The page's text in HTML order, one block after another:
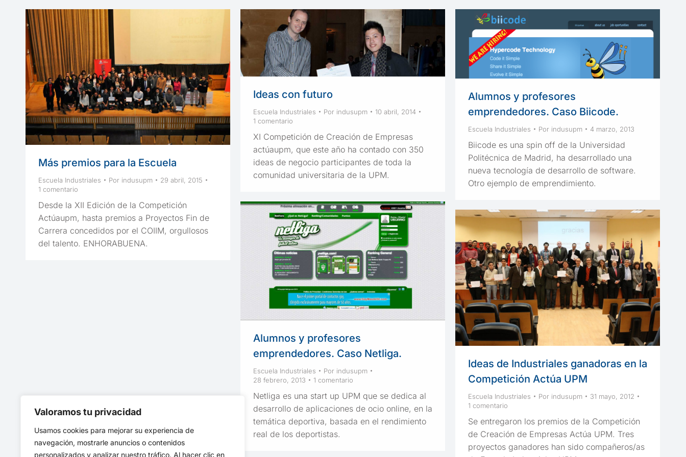
Valoramos tu privacidad
Usamos cookies para mejorar su experiencia de
navegación, mostrarle anuncios o contenidos
personalizados y analizar nuestro tráfico. Al hacer clic en
Más premios para la Escuela
Escuela Industriales Por indusupm
29 abril, 2015
1 comentario
Desde la XII Edición de la Competición
Actúaupm, hasta premios a Proyectos Fin de
Carrera concedidos por el COIIM, orgullosos
del talento. ENHORABUENA.
Ideas con futuro
Escuela Industriales Por indusupm
10 abril, 2014
1 comentario
XI Competición de Creación de Empresas
actúaupm, que este año ha contado con 350
ideas de negocio participantes de toda la
comunidad universitaria de la UPM.
Alumnos y profesores
emprendedores. Caso Biicode.
Escuela Industriales Por indusupm 4 marzo, 2013
Biicode es una spin off de la Universidad
Politécnica de Madrid, ha desarrollado una
nueva tecnología de desarrollo de software.
Otro ejemplo de emprendimiento.
Alumnos y profesores
emprendedores. Caso Netliga.
Escuela Industriales Por indusupm
28 febrero, 2013
1 comentario
Netliga es una start up UPM que se dedica al
desarrollo de aplicaciones de ocio online, en la
temática deportiva, basada en el rendimiento
real de los deportistas.
Ideas de Industriales ganadoras en la
Competición Actúa UPM
Escuela Industriales Por indusupm
31 mayo, 2012
1 comentario
Se entregaron los premios de la Competición
de Creación de Empresas Actúa UPM. Tres
proyectos ganadores han sido compañeros/as